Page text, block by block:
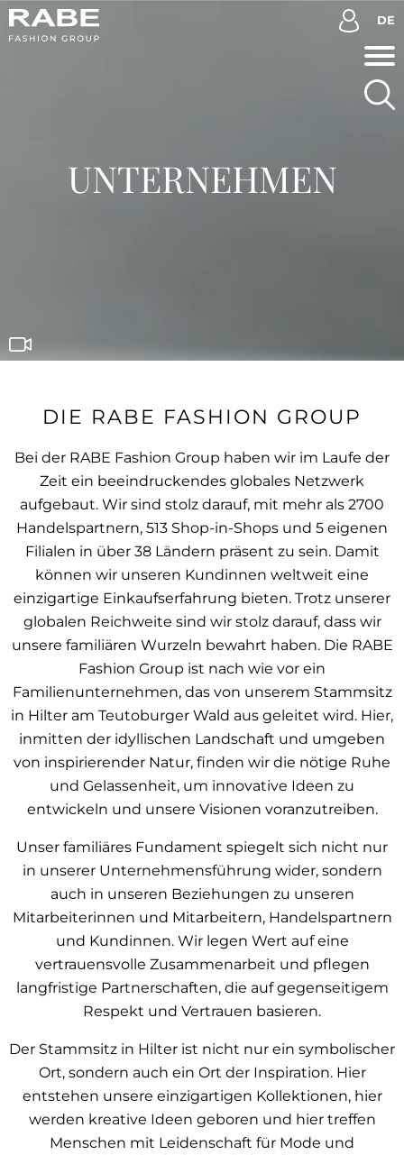
DE
UNTERNEHMEN
DIE RABE FASHION GROUP
Bei der RABE Fashion Group haben wir im Laufe der
Zeit ein beeindruckendes globales Netzwerk
aufgebaut. Wir sind stolz darauf, mit mehr als 2700
Handelspartnern, 513 Shop-in-Shops und 5 eigenen
Filialen in über 38 Ländern präsent zu sein. Damit
können wir unseren Kundinnen weltweit eine
einzigartige Einkaufserfahrung bieten. Trotz unserer
globalen Reichweite sind wir stolz darauf, dass wir
unsere familiären Wurzeln bewahrt haben. Die RABE
Fashion Group ist nach wie vor ein
Familienunternehmen, das von unserem Stammsitz
in Hilter am Teutoburger Wald aus geleitet wird. Hier,
inmitten der idyllischen Landschaft und umgeben
von inspirierender Natur, finden wir die nötige Ruhe
und Gelassenheit, um innovative Ideen zu
entwickeln und unsere Visionen voranzutreiben.
Unser familiäres Fundament spiegelt sich nicht nur
in unserer Unternehmensführung wider, sondern
auch in unseren Beziehungen zu unseren
Mitarbeiterinnen und Mitarbeitern, Handelspartnern
und Kundinnen. Wir legen Wert auf eine
vertrauensvolle Zusammenarbeit und pflegen
langfristige Partnerschaften, die auf gegenseitigem
Respekt und Vertrauen basieren.
Der Stammsitz in Hilter ist nicht nur ein symbolischer
Ort, sondern auch ein Ort der Inspiration. Hier
entstehen unsere einzigartigen Kollektionen, hier
werden kreative Ideen geboren und hier treffen
Menschen mit Leidenschaft für Mode und